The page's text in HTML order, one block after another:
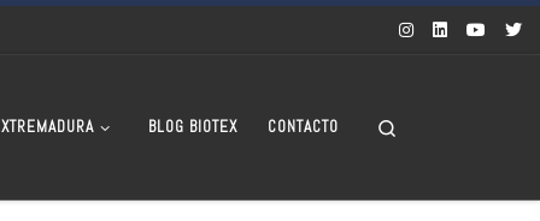
BLOG BIOTEX CONTACTO